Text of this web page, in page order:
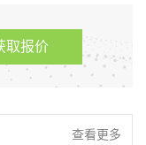
取报价
查看更多